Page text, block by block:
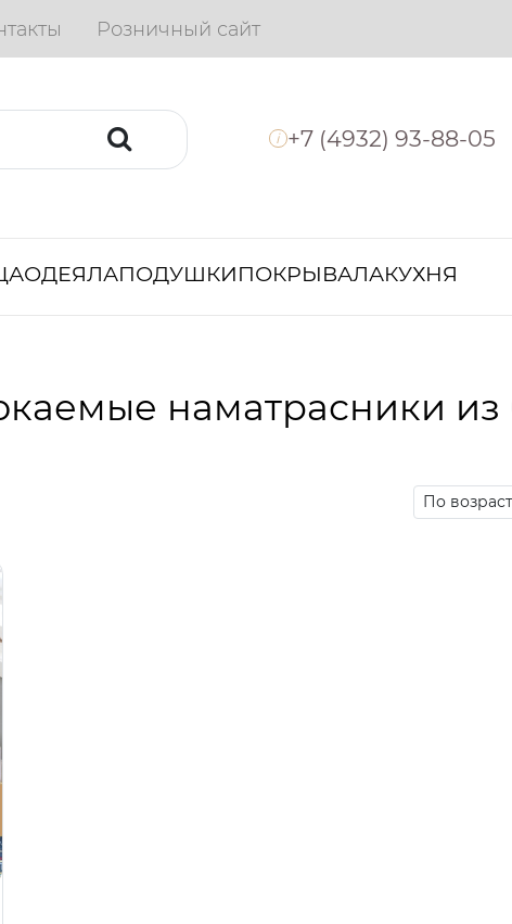
Розничный сайт
i +7 (4932) 93-88-05
ОДЕЯЛАПОДУШКИПОКРЫВАЛАКУХНЯ
наматрасники из